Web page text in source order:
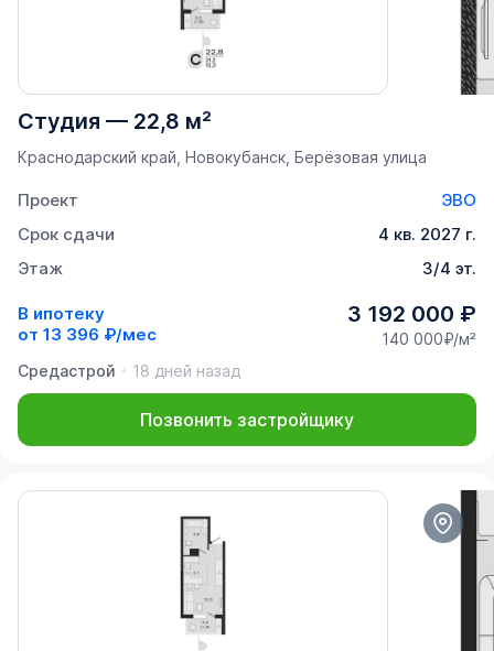
Студия — 22,8 м²
Краснодарский край, Новокубанск, Берёзовая улица
Проект
ЭВО
Срок сдачи
4 кв. 2027 г.
Этаж
3/4 эт.
В ипотеку
от 13 396 ₽/мес
3 192 000 ₽
140 000₽/м²
Средастрой
18 дней назад
Позвонить застройщику